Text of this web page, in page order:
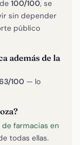
100/100, se
sin depender
público
además de la
100 — lo
farmacias en
todas ellas.